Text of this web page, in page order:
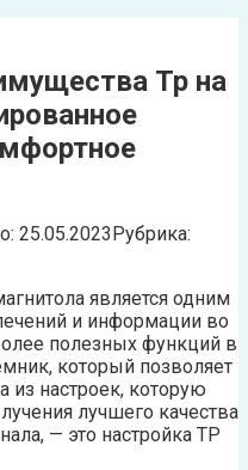
Tp на
25.05.2023Рубрика:
является одним
и информации во
полезных функций в
который позволяет
из настроек, которую
лучшего качества
— это настройка TP